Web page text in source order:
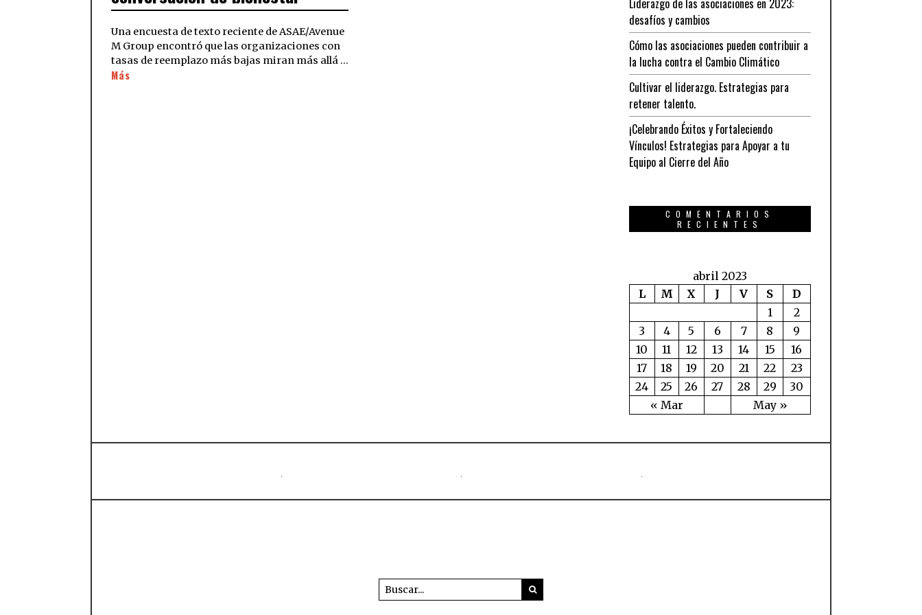
Una encuesta de texto reciente de ASAE/Avenue
M Group encontró que las organizaciones con
tasas de reemplazo más bajas miran más allá …
Más
Liderazgo de las asociaciones en 2023:
desafíos y cambios
Cómo las asociaciones pueden contribuir a
la lucha contra el Cambio Climático
Cultivar el liderazgo. Estrategias para
retener talento.
¡Celebrando Éxitos y Fortaleciendo
Vínculos! Estrategias para Apoyar a tu
Equipo al Cierre del Año
COMENTARIOS
RECIENTES
abril 2023
L
M X J V S D
« Mar May »
1
2
3
4 5 6 7 8
9
10
11 12 13 14 15
16
17
18 19 20 21 22
23
24
25 26 27 28 29 30